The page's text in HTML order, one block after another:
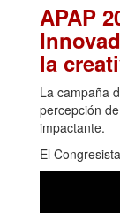
APAP
la
La campaña
percepción
impactante.
El Congresista